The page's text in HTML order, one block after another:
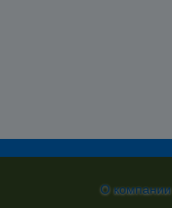
О компании